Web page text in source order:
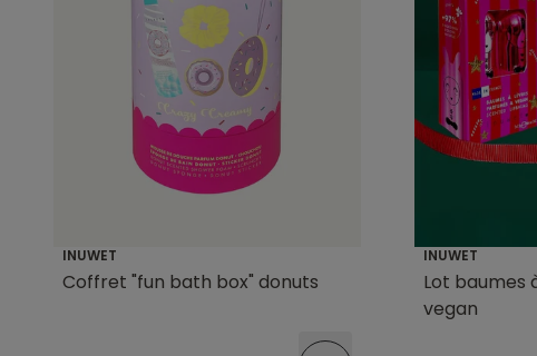
INUWET
Coffret "fun bath box" donuts
INUWET
Lot baumes
vegan